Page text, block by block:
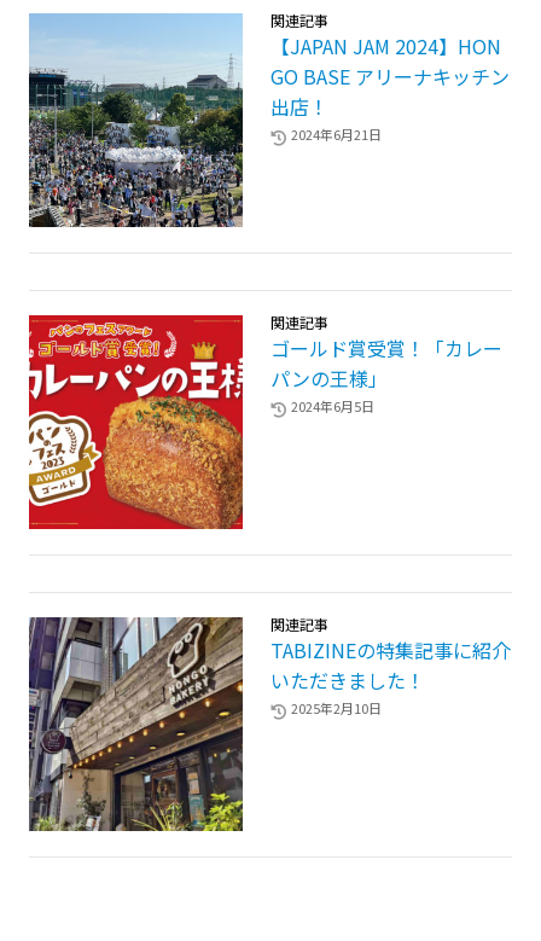
関連記事
【JAPAN JAM 2024】HON
GO BASE アリーナキッチン
出店！
2024年6月21日
関連記事
ゴールド賞受賞！「カレー
パンの王様」
2024年6月5日
関連記事
TABIZINEの特集記事に紹介
いただきました！
2025年2月10日